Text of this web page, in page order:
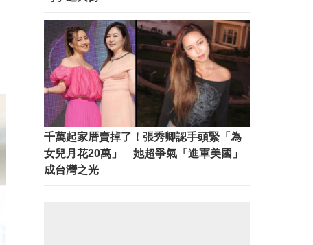
千萬起家厝賣掉了！張秀卿認手頭緊「為
女兒月花20萬」 她超爭氣「進軍美國」
成台灣之光